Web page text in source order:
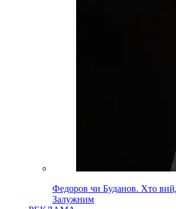
Федоров чи Буданов. Хто
Залужним